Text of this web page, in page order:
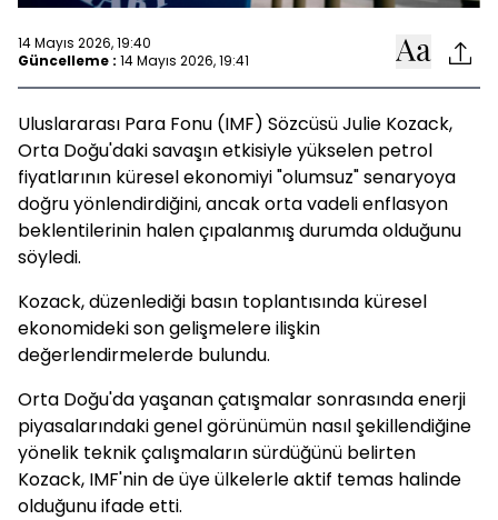
14 Mayıs 2026, 19:40
Güncelleme : 14 Mayıs 2026, 19:41
Uluslararası Para Fonu (IMF) Sözcüsü Julie Kozack,
Orta Doğu'daki savaşın etkisiyle yükselen petrol
fiyatlarının küresel ekonomiyi "olumsuz" senaryoya
doğru yönlendirdiğini, ancak orta vadeli enflasyon
beklentilerinin halen çıpalanmış durumda olduğunu
söyledi.
Kozack, düzenlediği basın toplantısında küresel
ekonomideki son gelişmelere ilişkin
değerlendirmelerde bulundu.
Orta Doğu'da yaşanan çatışmalar sonrasında enerji
piyasalarındaki genel görünümün nasıl şekillendiğine
yönelik teknik çalışmaların sürdüğünü belirten
Kozack, IMF'nin de üye ülkelerle aktif temas halinde
olduğunu ifade etti.